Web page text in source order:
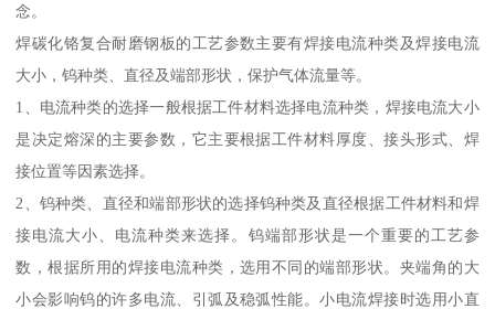
念。
焊碳化铬复合耐磨钢板的工艺参数主要有焊接电流种类及焊接电流
大小，钨种类、直径及端部形状，保护气体流量等。
1、电流种类的选择一般根据工件材料选择电流种类，焊接电流大小
是决定熔深的主要参数，它主要根据工件材料厚度、接头形式、焊
接位置等因素选择。
2、钨种类、直径和端部形状的选择钨种类及直径根据工件材料和焊
接电流大小、电流种类来选择。钨端部形状是一个重要的工艺参
数，根据所用的焊接电流种类，选用不同的端部形状。夹端角的大
小会影响钨的许多电流、引弧及稳弧性能。小电流焊接时选用小直